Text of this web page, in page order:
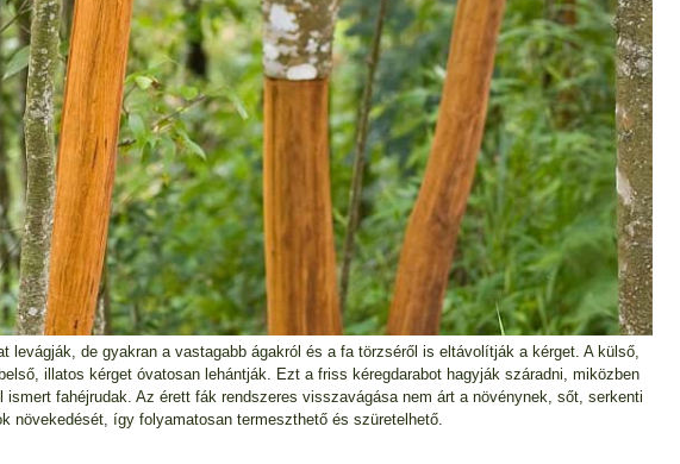
levágják, de gyakran a vastagabb ágakról és a fa törzséről is eltávolítják a kérget. A külső,
illatos kérget óvatosan lehántják. Ezt a friss kéregdarabot hagyják száradni, miközben
fahéjrudak. Az érett fák rendszeres visszavágása nem árt a növénynek, sőt, serkenti
növekedését, így folyamatosan termeszthető és szüretelhető.